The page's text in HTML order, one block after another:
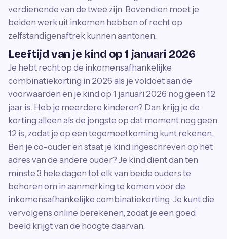
verdienende van de twee zijn. Bovendien moet je
beiden werk uit inkomen hebben of recht op
zelfstandigenaftrek kunnen aantonen.
Leeftijd van je kind op 1 januari 2026
Je hebt recht op de inkomensafhankelijke
combinatiekorting in 2026 als je voldoet aan de
voorwaarden en je kind op 1 januari 2026 nog geen 12
jaar is. Heb je meerdere kinderen? Dan krijg je de
korting alleen als de jongste op dat moment nog geen
12 is, zodat je op een tegemoetkoming kunt rekenen.
Ben je co-ouder en staat je kind ingeschreven op het
adres van de andere ouder? Je kind dient dan ten
minste 3 hele dagen tot elk van beide ouders te
behoren om in aanmerking te komen voor de
inkomensafhankelijke combinatiekorting. Je kunt die
vervolgens online berekenen, zodat je een goed
beeld krijgt van de hoogte daarvan.